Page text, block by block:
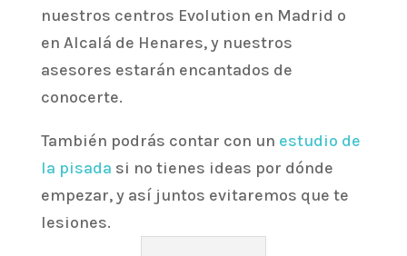
nuestros centros Evolution en Madrid o
en Alcalá de Henares, y nuestros
asesores estarán encantados de
conocerte.
También podrás contar con un estudio de
la pisada si no tienes ideas por dónde
empezar, y así juntos evitaremos que te
lesiones.